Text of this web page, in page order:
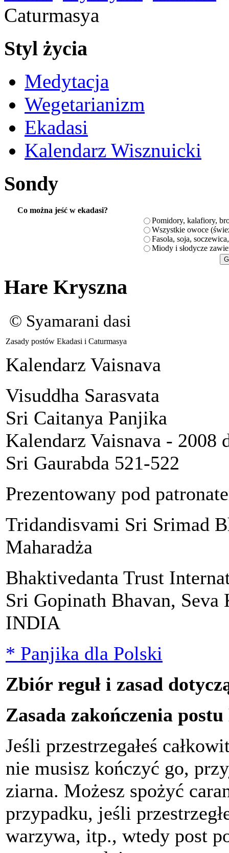
Caturmasya
Styl życia
Medytacja
Wegetarianizm
Ekadasi
Kalendarz Wisznuicki
Sondy
Co można jeść w ekadasi?
Pomidory, kalafiory,
Wszystkie owoce
Fasola, soja,
Miody i słodycze
Hare Kryszna
© Syamarani dasi
Zasady postów Ekadasi i Caturmasya
Kalendarz Vaisnava
Visuddha Sarasvata
Sri Caitanya Panjika
Kalendarz Vaisnava - 2008
Sri Gaurabda 521-522
Prezentowany pod
Tridandisvami Sri Srimad
Maharadża
Bhaktivedanta Trust
Sri Gopinath Bhavan,
INDIA
* Panjika dla Polski
Zbiór reguł i zasad
Zasada zakończenia
Jeśli przestrzegałeś
nie musisz kończyć go,
ziarna. Możesz spożyć
przypadku, jeśli
warzywa, itp., wtedy post